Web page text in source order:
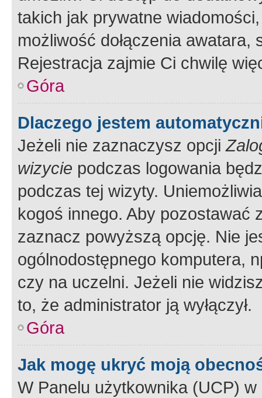
takich jak prywatne
możliwość dołączenia
Rejestracja zajmie Ci chwilę
Góra
Dlaczego jestem
Jeżeli nie zaznaczysz opcji
wizycie podczas logowania
podczas tej wizyty.
kogoś innego. Aby pozostawać
zaznacz powyższą opcję. Nie
ogólnodostępnego komputera,
czy na uczelni. Jeżeli nie
to, że administrator ją wyłączył.
Góra
Jak mogę ukryć moją
W Panelu użytkownika (UCP) w